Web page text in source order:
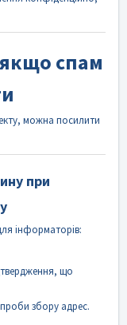
спам
можна посилити
при
інформаторів:
що
збору адрес.